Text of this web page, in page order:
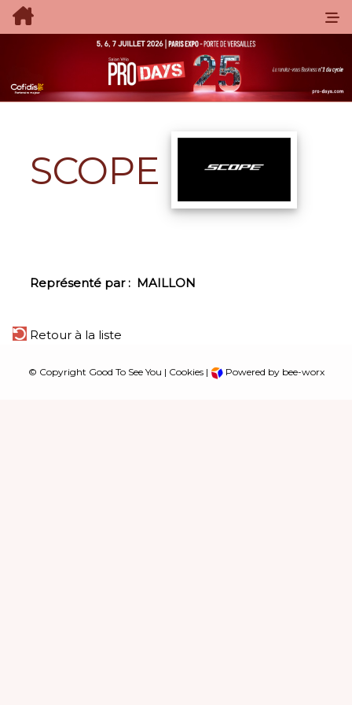
SCOPE
Représenté par : MAILLON
Retour à la liste
© Copyright Good To See You | Cookies| Powered by bee-worx